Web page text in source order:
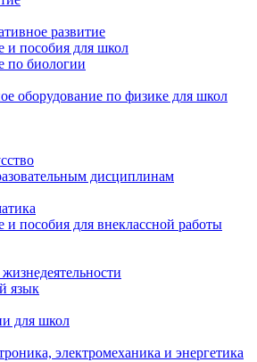
развитие
и пособия для школ
по биологии
оборудование по физике для школ
дисциплинам
и пособия для внеклассной работы
язык
для школ
электромеханика и энергетика